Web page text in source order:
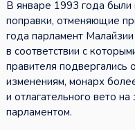
В январе 1993 года были
поправки, отменяющие
года парламент
в соответствии с
правителя подвергались
изменениям, монарх
и отлагательного вето
парламентом.